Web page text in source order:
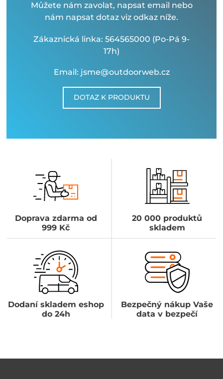
Můžete nám zavolat, napsat email nebo
nám napsat dotaz viz odkaz níže.
Zákaznická linka: 564565000 (Po-Pá 9-
17h)
Email: jsme@outdoorweb.cz
DOTAZ K PRODUKTU
Doprava zdarma od
999 Kč
20 000 produktů
skladem
Dodaní skladem eshop
do 24h
Bezpečný nákup Vaše
data v bezpečí